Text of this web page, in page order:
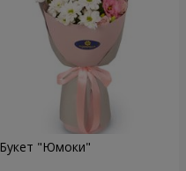
Букет "Юмоки"